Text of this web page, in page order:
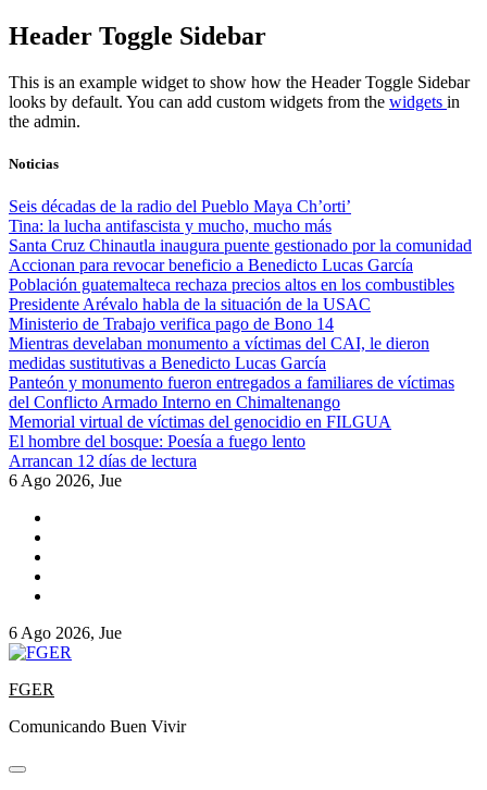
Skip
to
Header Toggle Sidebar
This is an example widget to show how the Header Toggle Sidebar
looks by default. You can add custom widgets from the widgets in
the admin.
Noticias
Seis décadas de la radio del Pueblo Maya Ch’orti’
Tina: la lucha antifascista y mucho, mucho más
Santa Cruz Chinautla inaugura puente gestionado por la comunidad
Accionan para revocar beneficio a Benedicto Lucas García
Población guatemalteca rechaza precios altos en los combustibles
Presidente Arévalo habla de la situación de la USAC
Ministerio de Trabajo verifica pago de Bono 14
Mientras develaban monumento a víctimas del CAI, le dieron
medidas sustitutivas a Benedicto Lucas García
Panteón y monumento fueron entregados a familiares de víctimas
del Conflicto Armado Interno en Chimaltenango
Memorial virtual de víctimas del genocidio en FILGUA
El hombre del bosque: Poesía a fuego lento
Arrancan 12 días de lectura
6 Ago 2026, Jue
6 Ago 2026, Jue
FGER
Comunicando Buen Vivir